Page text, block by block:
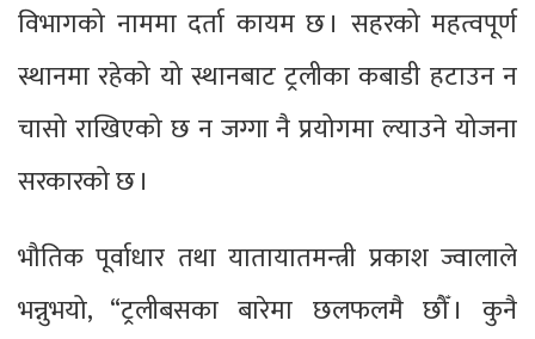
विभागको नाममा दर्ता कायम छ । सहरको महत्वपूर्ण
स्थानमा रहेको यो स्थानबाट ट्रलीका कबाडी हटाउन न
चासो राखिएको छ न जग्गा नै प्रयोगमा ल्याउने योजना
सरकारको छ ।
भौतिक पूर्वाधार तथा यातायातमन्त्री प्रकाश ज्वालाले
भन्नुभयो, “ट्रलीबसका बारेमा छलफलमै छौँ । कुनै